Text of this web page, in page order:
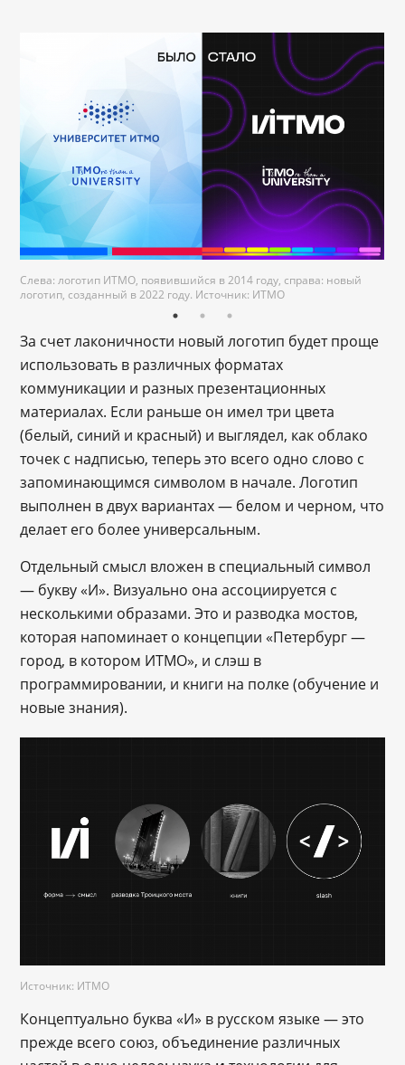
Слева: логотип ИТМО, появившийся в 2014 году, справа: новый
логотип, созданный в 2022 году. Источник: ИТМО
За счет лаконичности новый логотип будет проще
использовать в различных форматах
коммуникации и разных презентационных
материалах. Если раньше он имел три цвета
(белый, синий и красный) и выглядел, как облако
точек с надписью, теперь это всего одно слово с
запоминающимся символом в начале. Логотип
выполнен в двух вариантах ― белом и черном, что
делает его более универсальным.
Отдельный смысл вложен в специальный символ
― букву «И». Визуально она ассоциируется с
несколькими образами. Это и разводка мостов,
которая напоминает о концепции «Петербург ―
город, в котором ИТМО», и слэш в
программировании, и книги на полке (обучение и
новые знания).
Источник: ИТМО
Концептуально буква «И» в русском языке ― это
прежде всего союз, объединение различных